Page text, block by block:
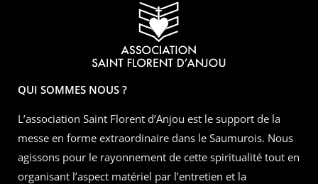
QUI SOMMES NOUS ?
L’association Saint Florent d’Anjou est le support de la
messe en forme extraordinaire dans le Saumurois. Nous
agissons pour le rayonnement de cette spiritualité tout en
organisant l’aspect matériel par l’entretien et la